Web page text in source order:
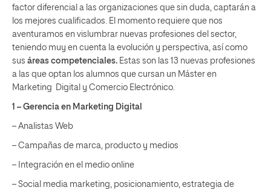
factor diferencial a las organizaciones que sin duda, captarán a
los mejores cualificados. El momento requiere que nos
aventuramos en vislumbrar nuevas profesiones del sector,
teniendo muy en cuenta la evolución y perspectiva, así como
sus áreas competenciales. Estas son las 13 nuevas profesiones
a las que optan los alumnos que cursan un Máster en
Marketing
Digital y Comercio Electrónico.
1 – Gerencia en Marketing Digital
– Analistas Web
– Campañas de marca, producto y medios
– Integración en el medio online
– Social media marketing, posicionamiento, estrategia de